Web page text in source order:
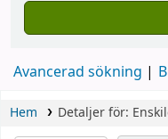
Avancerad sökning
Hem Detaljer för: